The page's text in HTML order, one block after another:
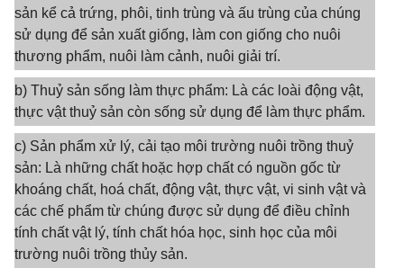
sản kể cả trứng, phôi, tinh trùng và ấu trùng của chúng
sử dụng để sản xuất giống, làm con giống cho nuôi
thương phẩm, nuôi làm cảnh, nuôi giải trí.
b) Thuỷ sản sống làm thực phẩm: Là các loài động vật,
thực vật thuỷ sản còn sống sử dụng để làm thực phẩm.
c) Sản phẩm xử lý, cải tạo môi trường nuôi trồng thuỷ
sản: Là những chất hoặc hợp chất có nguồn gốc từ
khoáng chất, hoá chất, động vật, thực vật, vi sinh vật và
các chế phẩm từ chúng được sử dụng để điều chỉnh
tính chất vật lý, tính chất hóa học, sinh học của môi
trường nuôi trồng thủy sản.